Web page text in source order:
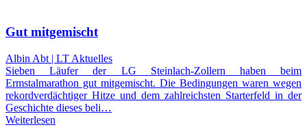
Gut mitgemischt
Albin Abt | LT Aktuelles
Sieben Läufer der LG Steinlach-Zollern haben beim
Ermstalmarathon gut mitgemischt. Die Bedingungen waren wegen
rekordverdächtiger Hitze und dem zahlreichsten Starterfeld in der
Geschichte dieses beli…
Weiterlesen